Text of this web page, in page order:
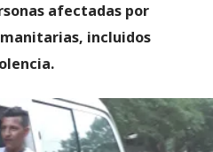
afectadas por
incluidos